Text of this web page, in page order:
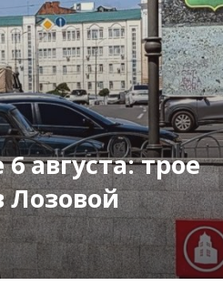
рассылают
Что происходит
(видео)
домой» —
РФ ударила
августа: трое
Лозовой
– трое